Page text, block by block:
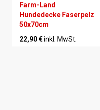
Farm-Land
Hundedecke Faserpelz
50x70cm
22,90 €inkl. MwSt.